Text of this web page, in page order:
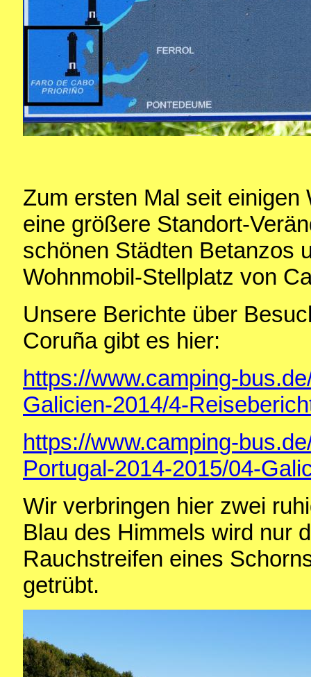
Zum ersten Mal seit
eine größere Standort-
schönen Städten Betanzos
Wohnmobil-Stellplatz von
Unsere Berichte über
Coruña gibt es hier:
https://www.camping-
Galicien-2014/4-
https://www.camping-
Portugal-2014-2015/04-
Wir verbringen hier zwei
Blau des Himmels wird nur
Rauchstreifen eines
getrübt.